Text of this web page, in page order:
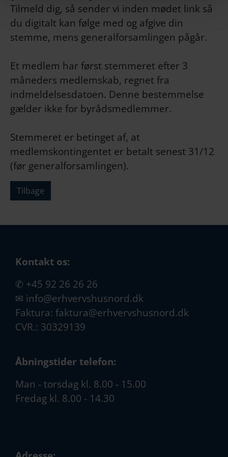
Tilmeld dig, så sender vi inden mødet link så
du digitalt kan følge med og afgive din
stemme, mens generalforsamlingen pågår.
Et medlem har først stemmeret efter 3
måneders medlemskab, regnet fra
indmeldelsesdatoen. Denne bestemmelse
gælder ikke for byrådsmedlemmer.
Stemmeret er betinget af, at
medlemskontingentet er betalt senest 31/12
(før generalforsamlingen).
Tilbage
Kontakt os:
✆ +45 92 26 26 26
✉ info@erhvervshusnord.dk
Faktura: faktura@erhvervshusnord.dk
CVR.: 30329139
Åbningstider telefon:
Man - torsdag kl. 8.00 - 15.00
Fredag kl. 8.00 - 14.30